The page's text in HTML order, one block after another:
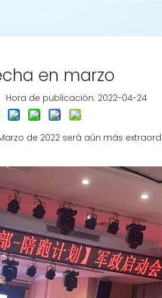
en marzo
de publicación: 2022-04-24
de 2022 será aún más